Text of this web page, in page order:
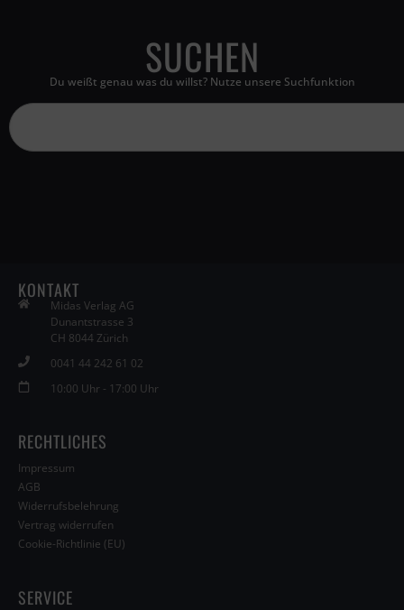
SUCHEN
Du weißt genau was du willst? Nutze unsere Suchfunktion
KONTAKT
Midas Verlag AG
Dunantstrasse 3
CH 8044 Zürich
0041 44 242 61 02
10:00 Uhr - 17:00 Uhr
RECHTLICHES
Impressum
AGB
Widerrufsbelehrung
Vertrag widerrufen
Cookie-Richtlinie (EU)
SERVICE